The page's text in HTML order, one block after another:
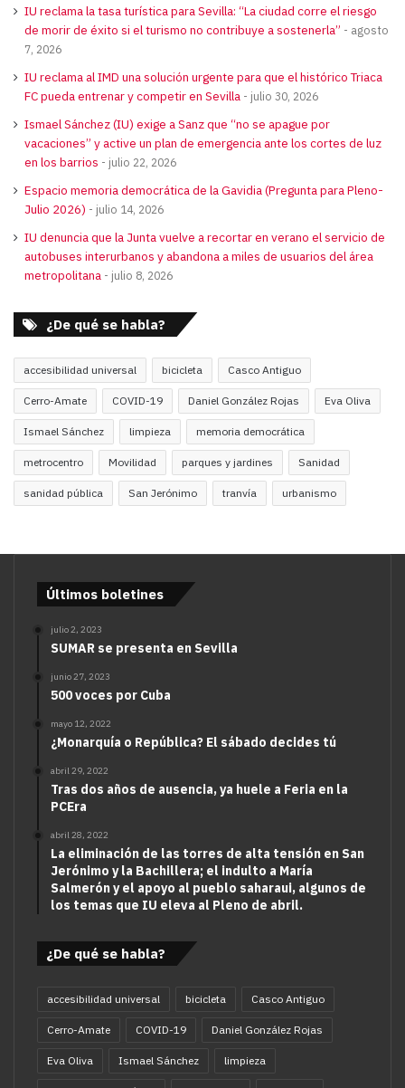
IU reclama la tasa turística para Sevilla: “La ciudad corre el riesgo
de morir de éxito si el turismo no contribuye a sostenerla”
agosto
7, 2026
IU reclama al IMD una solución urgente para que el histórico Triaca
FC pueda entrenar y competir en Sevilla
julio 30, 2026
Ismael Sánchez (IU) exige a Sanz que “no se apague por
vacaciones” y active un plan de emergencia ante los cortes de luz
en los barrios
julio 22, 2026
Espacio memoria democrática de la Gavidia (Pregunta para Pleno-
Julio 2026)
julio 14, 2026
IU denuncia que la Junta vuelve a recortar en verano el servicio de
autobuses interurbanos y abandona a miles de usuarios del área
metropolitana
julio 8, 2026
¿De qué se habla?
accesibilidad universal bicicleta Casco Antiguo
Cerro-Amate COVID-19 Daniel González Rojas Eva Oliva
Ismael Sánchez limpieza memoria democrática
metrocentro Movilidad parques y jardines Sanidad
sanidad pública San Jerónimo tranvía urbanismo
Últimos boletines
julio 2, 2023
SUMAR se presenta en Sevilla
junio 27, 2023
500 voces por Cuba
mayo 12, 2022
¿Monarquía o República? El sábado decides tú
abril 29, 2022
Tras dos años de ausencia, ya huele a Feria en la
PCEra
abril 28, 2022
La eliminación de las torres de alta tensión en San
Jerónimo y la Bachillera; el indulto a María
Salmerón y el apoyo al pueblo saharaui, algunos de
los temas que IU eleva al Pleno de abril.
¿De qué se habla?
accesibilidad universal bicicleta Casco Antiguo
Cerro-Amate COVID-19 Daniel González Rojas
Eva Oliva Ismael Sánchez limpieza